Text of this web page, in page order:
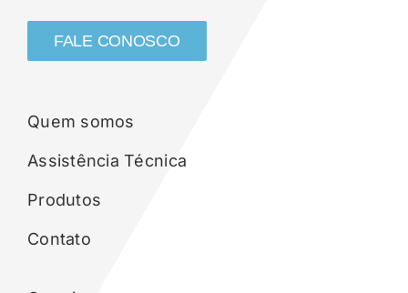
FALE CONOSCO
Quem somos
Assistência Técnica
Produtos
Contato